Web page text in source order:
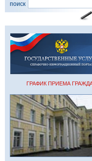
поиск
ГРАФИК ПРИЕМА